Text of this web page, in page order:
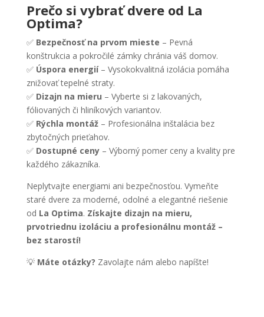
Prečo si vybrať dvere od La
Optima?
✅ Bezpečnosť na prvom mieste – Pevná
konštrukcia a pokročilé zámky chránia váš domov.
✅ Úspora energií– Vysokokvalitná izolácia pomáha
znižovať tepelné straty.
✅ Dizajn na mieru – Vyberte si z lakovaných,
fóliovaných či hliníkových variantov.
✅ Rýchla montáž– Profesionálna inštalácia bez
zbytočných prieťahov.
✅ Dostupné ceny– Výborný pomer ceny a kvality pre
každého zákazníka.
Neplytvajte energiami ani bezpečnosťou. Vymeňte
staré dvere za moderné, odolné a elegantné riešenie
od La Optima. Získajte dizajn na mieru,
prvotriednu izoláciu a profesionálnu montáž –
bez starostí!
💡 Máte otázky? Zavolajte nám alebo napíšte!